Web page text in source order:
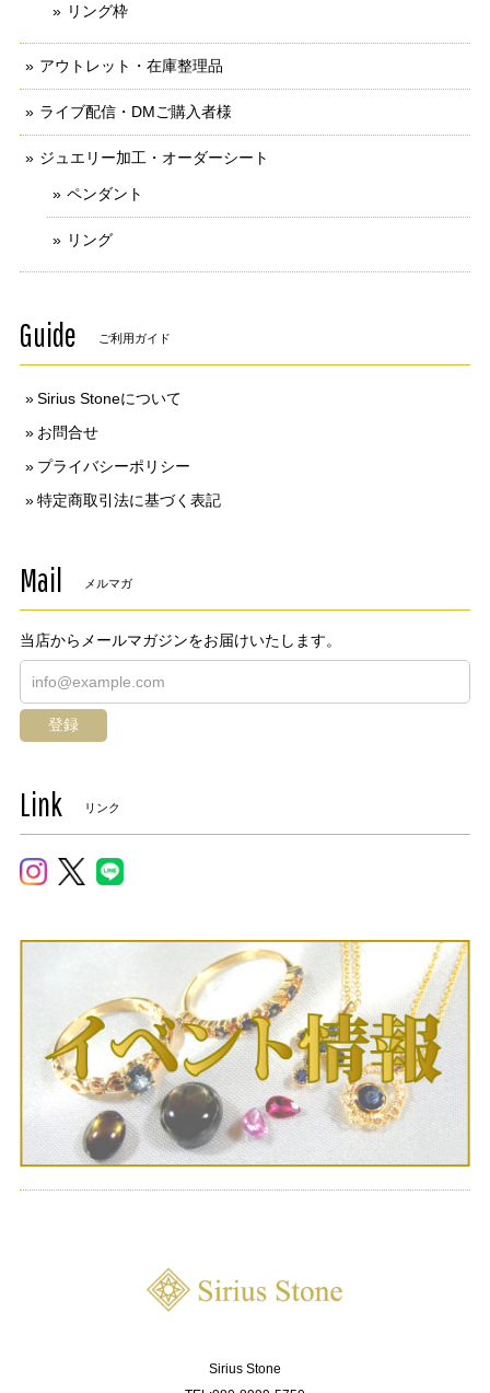
リング枠
アウトレット・在庫整理品
ライブ配信・DMご購入者様
ジュエリー加工・オーダーシート
ペンダント
リング
Guide ご利用ガイド
Sirius Stoneについて
お問合せ
プライバシーポリシー
特定商取引法に基づく表記
Mail メルマガ
当店からメールマガジンをお届けいたします。
登録
Link リンク
Sirius Stone